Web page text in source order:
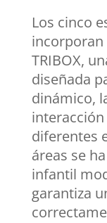
Los cinco
incorporan
TRIBOX,
diseñada
dinámico,
diferentes
áreas se
infantil
garantiza